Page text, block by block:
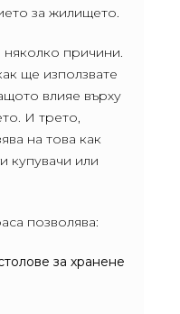
за жилището.
няколко причини.
ще използвате
влияе върху
И трето,
на това как
купувачи или
позволява:
за хранене